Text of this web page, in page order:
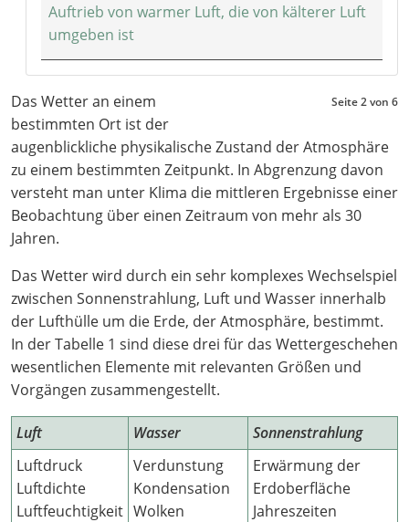
Auftrieb von warmer Luft, die von kälterer Luft
umgeben ist
Seite 2 von 6
Das Wetter an einem
bestimmten Ort ist der
augenblickliche physikalische Zustand der Atmosphäre
zu einem bestimmten Zeitpunkt. In Abgrenzung davon
versteht man unter Klima die mittleren Ergebnisse einer
Beobachtung über einen Zeitraum von mehr als 30
Jahren.
Das Wetter wird durch ein sehr komplexes Wechselspiel
zwischen Sonnenstrahlung, Luft und Wasser innerhalb
der Lufthülle um die Erde, der Atmosphäre, bestimmt.
In der Tabelle 1 sind diese drei für das Wettergeschehen
wesentlichen Elemente mit relevanten Größen und
Vorgängen zusammengestellt.
Luft Wasser
Sonnenstrahlung
Luftdruck
Luftdichte
Luftfeuchtigkeit
Verdunstung
Kondensation
Wolken
Erwärmung der
Erdoberfläche
Jahreszeiten